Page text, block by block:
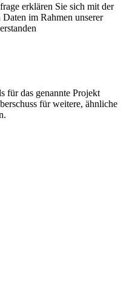
erklären Sie sich mit der
im Rahmen unserer
für das genannte Projekt
für weitere, ähnliche